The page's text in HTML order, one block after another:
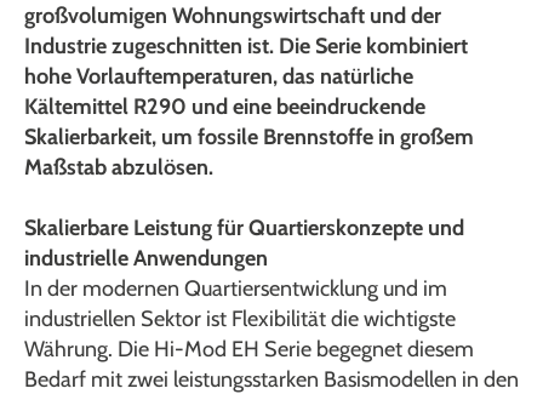
großvolumigen Wohnungswirtschaft und der
Industrie zugeschnitten ist. Die Serie kombiniert
hohe Vorlauftemperaturen, das natürliche
Kältemittel R290 und eine beeindruckende
Skalierbarkeit, um fossile Brennstoffe in großem
Maßstab abzulösen.
Skalierbare Leistung für Quartierskonzepte und
industrielle Anwendungen
In der modernen Quartiersentwicklung und im
industriellen Sektor ist Flexibilität die wichtigste
Währung. Die Hi-Mod EH Serie begegnet diesem
Bedarf mit zwei leistungsstarken Basismodellen in den